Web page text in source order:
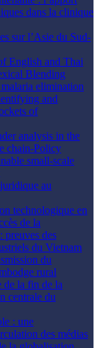
dans la clinique
sur l’Asie du Sud-
English and Thai
Blending
elimination
and
of
analysis in the
chain-Policy
small-scale
au
technologique en
de la
preuves des
du Vietnam
du
rural
de la fin de la
centrale du
: une
des médias